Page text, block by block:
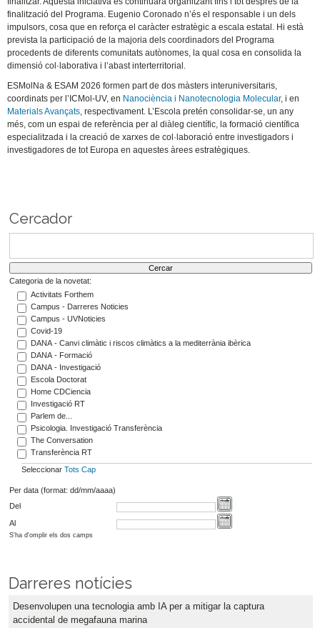
finalització del Programa. Eugenio Coronado n’és el responsable i un dels
impulsors, cosa que en reforça el caràcter estratègic a escala estatal. Hi està
prevista la participació de la majoria dels coordinadors del Programa
procedents de diferents comunitats autònomes, la qual cosa en consolida la
dimensió col·laborativa i l’abast interterritorial.
ESMolNa & ESAM 2026 formen part de dos màsters interuniversitaris,
coordinats per l’ICMol-UV, en Nanociència i Nanotecnologia Molecular, i en
Materials Avançats , respectivament. L’Escola pretén consolidar-se, un any
més, com un espai de referència per al diàleg científic, la formació científica
especialitzada i la creació de xarxes de col·laboració entre investigadors i
investigadores de tot Europa en aquestes àrees estratègiques.
Cercador
Categoria de la novetat:
Activitats Forthem
Campus - Darreres Noticies
Campus - UVNoticies
Covid-19
DANA - Canvi climàtic i riscos climàtics a la mediterrània ibèrica
DANA - Formació
DANA - Investigació
Escola Doctorat
Home CDCiencia
Investigació RT
Parlem de...
Psicologia. Investigació Transferència
The Conversation
Transferència RT
Seleccionar Tots Cap
Per data (format: dd/mm/aaaa)
Del
Al
S'ha d'omplir els dos camps
Darreres notícies
Desenvolupen una tecnologia amb IA per a mitigar la captura
accidental de megafauna marina